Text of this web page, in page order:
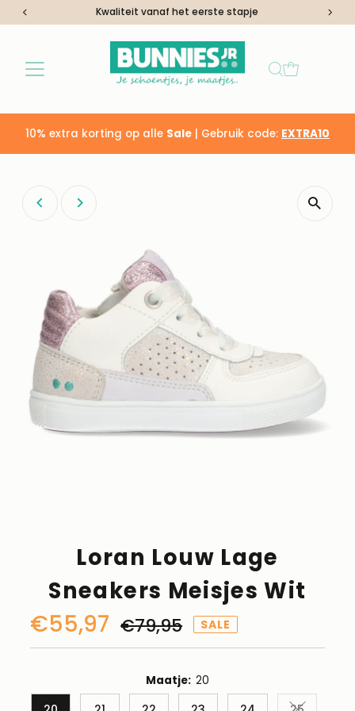
Ga naar inhoudKwaliteit vanaf het eerste stapje
10% extra korting op alle Sale | Gebruik code: EXTRA10
Loran Louw Lage
Sneakers Meisjes Wit
Kortingsprijs
€55,97 Normale
prijs
€79,95 SALE
Maatje: 20